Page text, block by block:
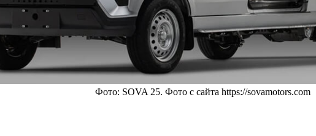
Фото: SOVA 25. Фото с сайта https://sovamotors.com